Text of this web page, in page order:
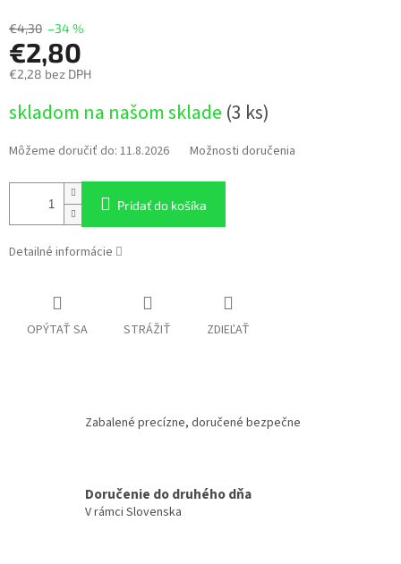
€4,30 –34 %
€2,80
€2,28 bez DPH
cena:
skladom na našom sklade (3 ks)
Môžeme doručiť do: 11.8.2026 Možnosti doručenia
Pridať do košíka
Detailné informácie
OPÝTAŤ SA STRÁŽIŤ ZDIEĽAŤ
Zabalené precízne, doručené bezpečne
Doručenie do druhého dňa
V rámci Slovenska